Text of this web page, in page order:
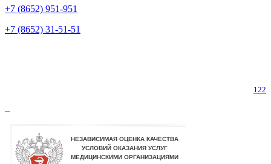
+7 (8652) 951-951
+7 (8652) 31-51-51
122